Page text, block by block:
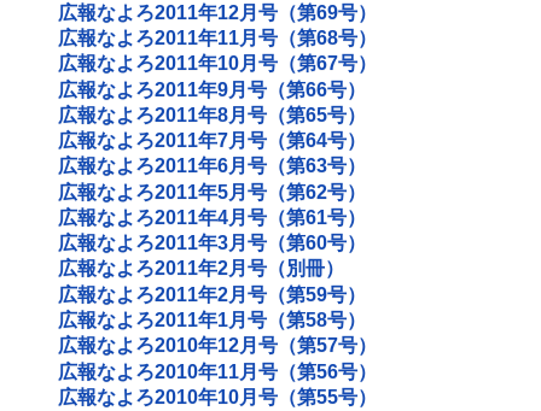
広報なよろ2011年12月号（第69号）
広報なよろ2011年11月号（第68号）
広報なよろ2011年10月号（第67号）
広報なよろ2011年9月号（第66号）
広報なよろ2011年8月号（第65号）
広報なよろ2011年7月号（第64号）
広報なよろ2011年6月号（第63号）
広報なよろ2011年5月号（第62号）
広報なよろ2011年4月号（第61号）
広報なよろ2011年3月号（第60号）
広報なよろ2011年2月号（別冊）
広報なよろ2011年2月号（第59号）
広報なよろ2011年1月号（第58号）
広報なよろ2010年12月号（第57号）
広報なよろ2010年11月号（第56号）
広報なよろ2010年10月号（第55号）